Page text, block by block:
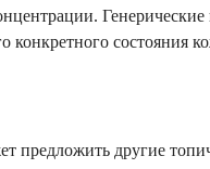
состояния
предложить другие